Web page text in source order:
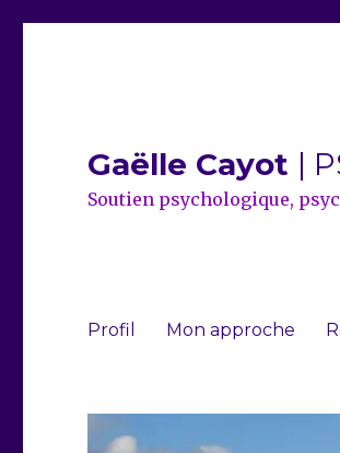
Gaëlle Cayot |
Soutien psychologique,
Profil Mon approche